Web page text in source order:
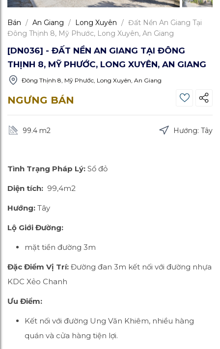
Bán / An Giang / Long Xuyên / Đất Nền An Giang Tại
Đông Thịnh 8, Mỹ Phước, Long Xuyên, An Giang
[DN036] - ĐẤT NỀN AN GIANG TẠI ĐÔNG
THỊNH 8, MỸ PHƯỚC, LONG XUYÊN, AN GIANG
Đông Thịnh 8, Mỹ Phước, Long Xuyên, An Giang
NGƯNG BÁN
99.4 m2 Hướng: Tây
Tình Trạng Pháp Lý: Sổ đỏ
Diện tích: 99,4m2
Hướng: Tây
Lộ Giới Đường:
mặt tiền đường 3m
Đặc Điểm Vị Trí: Đường đan 3m kết nối với đường nhựa
KDC Xẻo Chanh
Ưu Điểm:
Kết nối với đường Ung Văn Khiêm, nhiều hàng
quán và cửa hàng tiện lợi.